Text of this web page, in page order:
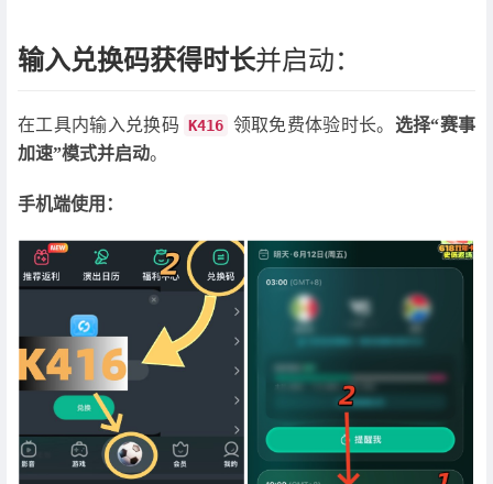
输入兑换码获得时长并启动：
在工具内输入兑换码 K416 领取免费体验时长。 选择“赛事
加速”模式并启动。
手机端使用：